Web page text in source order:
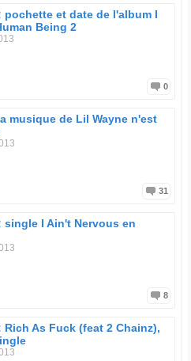
pochette et date de l'album I
Being 2
0
musique de Lil Wayne n'est
31
single I Ain't Nervous en
8
Rich As Fuck (feat 2 Chainz),